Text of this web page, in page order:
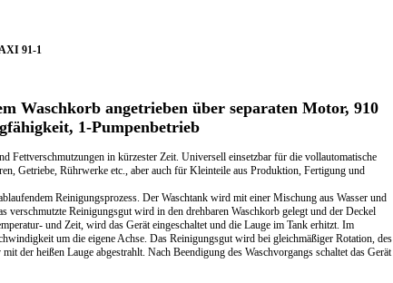
91-1
Waschkorb angetrieben über separaten Motor, 910
1-Pumpenbetrieb
Fettverschmutzungen in kürzester Zeit. Universell einsetzbar für die vollautomatische
Getriebe, Rührwerke etc., aber auch für Kleinteile aus Produktion, Fertigung und
Reinigungsprozess. Der Waschtank wird mit einer Mischung aus Wasser und
verschmutzte Reinigungsgut wird in den drehbaren Waschkorb gelegt und der Deckel
und Zeit, wird das Gerät eingeschaltet und die Lauge im Tank erhitzt. Im
um die eigene Achse. Das Reinigungsgut wird bei gleichmäßiger Rotation, des
der heißen Lauge abgestrahlt. Nach Beendigung des Waschvorgangs schaltet das Gerät